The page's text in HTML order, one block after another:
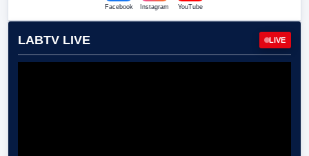
Facebook Instagram YouTube
LABTV LIVE LIVE